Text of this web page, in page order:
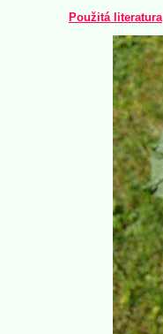
Použitá literatura